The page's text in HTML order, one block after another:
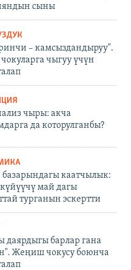
сыны
– камсыздандыруу".
чыгуу үчүн
чыры: акча
да которулганбы?
каатчылык:
май дагы
турганын эскертти
даярдыгы барлар гана
Жеңиш чокусу боюнча